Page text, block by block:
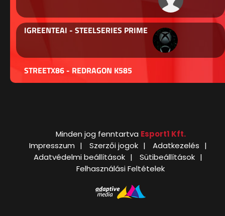
IGREENTEAI - STEELSERIES PRIME
STREETX86 - REDRAGON K585
Minden jog fenntartva Esport1 Kft.
Impresszum
Szerzői jogok
Adatkezelés
Adatvédelmi beállítások
Sütibeállítások
Felhasználási Feltételek